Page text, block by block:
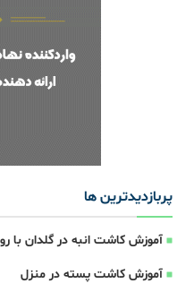
پربازدیدترین ها
آموزش کاشت انبه در گلدان با
آموزش کاشت پسته در منزل